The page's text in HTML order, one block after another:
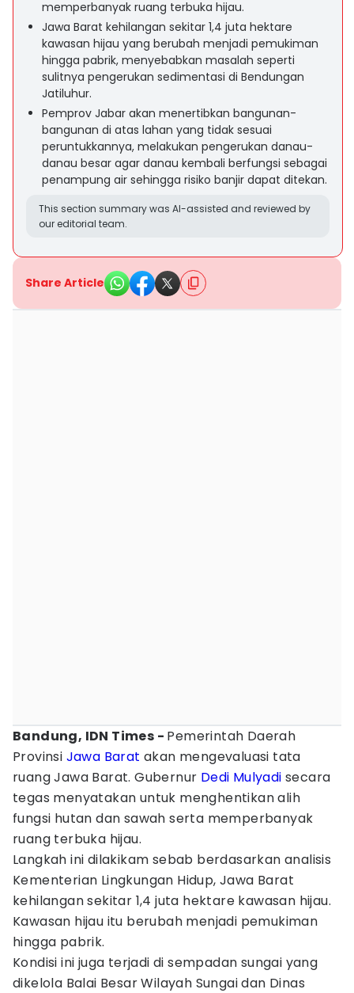
memperbanyak ruang terbuka hijau.
Jawa Barat kehilangan sekitar 1,4 juta hektare
kawasan hijau yang berubah menjadi pemukiman
hingga pabrik, menyebabkan masalah seperti
sulitnya pengerukan sedimentasi di Bendungan
Jatiluhur.
Pemprov Jabar akan menertibkan bangunan-
bangunan di atas lahan yang tidak sesuai
peruntukkannya, melakukan pengerukan danau-
danau besar agar danau kembali berfungsi sebagai
penampung air sehingga risiko banjir dapat ditekan.
This section summary was AI-assisted and reviewed by
our editorial team.
Share Article
Bandung, IDN Times - Pemerintah Daerah
Provinsi Jawa Barat akan mengevaluasi tata
ruang Jawa Barat. Gubernur Dedi Mulyadi secara
tegas menyatakan untuk menghentikan alih
fungsi hutan dan sawah serta memperbanyak
ruang terbuka hijau.
Langkah ini dilakikam sebab berdasarkan analisis
Kementerian Lingkungan Hidup, Jawa Barat
kehilangan sekitar 1,4 juta hektare kawasan hijau.
Kawasan hijau itu berubah menjadi pemukiman
hingga pabrik.
Kondisi ini juga terjadi di sempadan sungai yang
dikelola Balai Besar Wilayah Sungai dan Dinas